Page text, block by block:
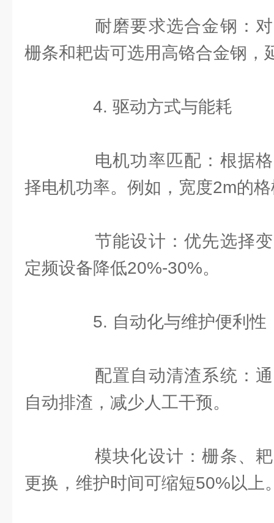
耐磨要求选合金钢：对
栅条和耙齿可选用高铬合金钢，
4. 驱动方式与能耗
电机功率匹配：根据格
择电机功率。例如，宽度2m的
节能设计：优先选择变
定频设备降低20%-30%。
5. 自动化与维护便利性
配置自动清渣系统：通
自动排渣，减少人工干预。
模块化设计：栅条、耙
更换，维护时间可缩短50%以上